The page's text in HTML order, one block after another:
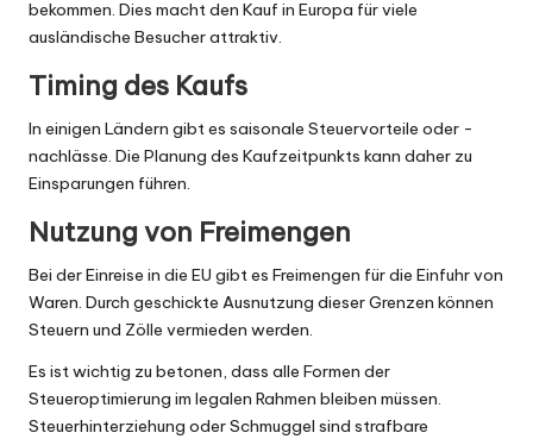
bekommen. Dies macht den Kauf in Europa für viele
ausländische Besucher attraktiv.
Timing des Kaufs
In einigen Ländern gibt es saisonale Steuervorteile oder -
nachlässe. Die Planung des Kaufzeitpunkts kann daher zu
Einsparungen führen.
Nutzung von Freimengen
Bei der Einreise in die EU gibt es Freimengen für die Einfuhr von
Waren. Durch geschickte Ausnutzung dieser Grenzen können
Steuern und Zölle vermieden werden.
Es ist wichtig zu betonen, dass alle Formen der
Steueroptimierung im legalen Rahmen bleiben müssen.
Steuerhinterziehung oder Schmuggel sind strafbare